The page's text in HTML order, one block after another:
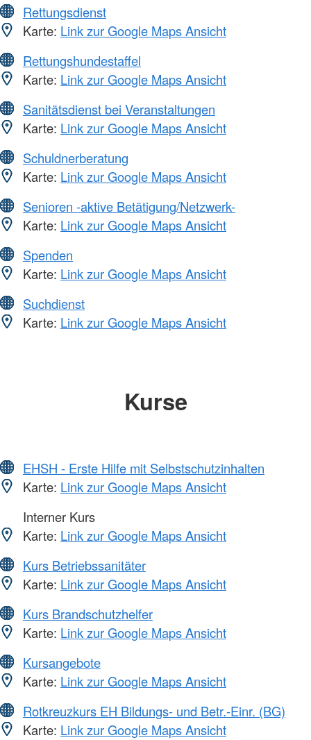
Rettungsdienst
Karte: Link zur Google Maps Ansicht
Rettungshundestaffel
Karte: Link zur Google Maps Ansicht
Sanitätsdienst bei Veranstaltungen
Karte: Link zur Google Maps Ansicht
Schuldnerberatung
Karte: Link zur Google Maps Ansicht
Senioren -aktive Betätigung/Netzwerk-
Karte: Link zur Google Maps Ansicht
Spenden
Karte: Link zur Google Maps Ansicht
Suchdienst
Karte: Link zur Google Maps Ansicht
Kurse
EHSH - Erste Hilfe mit Selbstschutzinhalten
Karte: Link zur Google Maps Ansicht
Interner Kurs
Karte: Link zur Google Maps Ansicht
Kurs Betriebssanitäter
Karte: Link zur Google Maps Ansicht
Kurs Brandschutzhelfer
Karte: Link zur Google Maps Ansicht
Kursangebote
Karte: Link zur Google Maps Ansicht
Rotkreuzkurs EH Bildungs- und Betr.-Einr. (BG)
Karte: Link zur Google Maps Ansicht